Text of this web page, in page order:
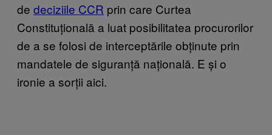
de deciziile CCR prin care Curtea
Constituțională a luat posibilitatea procurorilor
de a se folosi de interceptările obținute prin
mandatele de siguranță națională. E și o
ironie a sorții aici.